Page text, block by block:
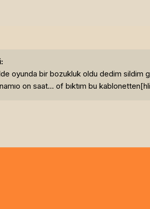
oyunda bir bozukluk oldu dedim
on saat... of bıktım bu